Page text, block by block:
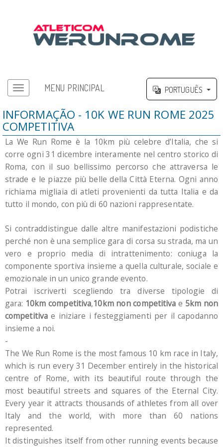
Menu principalMENU PRINCIPAL PORTUGUÊS
INFORMAÇÃO - 10K WE RUN ROME 2025
COMPETITIVA
La We Run Rome è la 10km più celebre d’Italia, che si
corre ogni 31 dicembre interamente nel centro storico di
Roma, con il suo bellissimo percorso che attraversa le
strade e le piazze più belle della Città Eterna. Ogni anno
richiama migliaia di atleti provenienti da tutta Italia e da
tutto il mondo, con più di 60 nazioni rappresentate.
Si contraddistingue dalle altre manifestazioni podistiche
perché non è una semplice gara di corsa su strada, ma un
vero e proprio media di intrattenimento: coniuga la
componente sportiva insieme a quella culturale, sociale e
emozionale in un unico grande evento.
Potrai iscriverti scegliendo tra diverse tipologie di
gara: 10km competitiva,10km non competitiva e 5km non
competitivae iniziare i festeggiamenti per il capodanno
insieme a noi.
-
The We Run Rome is the most famous 10 km race in Italy,
which is run every 31 December entirely in the historical
centre of Rome, with its beautiful route through the
most beautiful streets and squares of the Eternal City.
Every year it attracts thousands of athletes from all over
Italy and the world, with more than 60 nations
represented.
It distinguishes itself from other running events because